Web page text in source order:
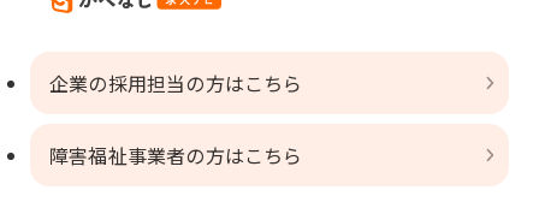
企業の採用担当の方はこちら
障害福祉事業者の方はこちら